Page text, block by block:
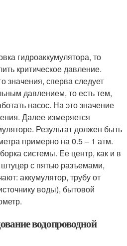
гидроаккумулятора, то
критическое давление.
значения, сперва следует
давлением, то есть тем,
насос. На это значение
Далее измеряется
Результат должен быть
примерно на 0.5 – 1 атм.
системы. Ее центр, как и в
с пятью разъемами,
аккумулятор, трубу от
воды), бытовой
водопроводной